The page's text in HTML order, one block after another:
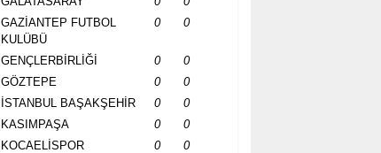
GAZİANTEP FUTBOL
KULÜBÜ
0 0
GENÇLERBİRLİĞİ 0
0
GÖZTEPE 0
0
İSTANBUL BAŞAKŞEHİR 0
0
KASIMPAŞA 0
0
KOCAELİSPOR 0
0